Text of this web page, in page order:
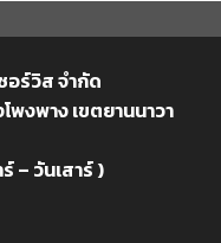
อร์วิส จำกัด
พงพาง เขตยานนาวา
– วันเสาร์ )